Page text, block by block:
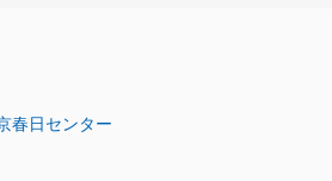
春日センター